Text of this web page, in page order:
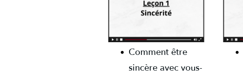
Comment être
sincère avec vous-